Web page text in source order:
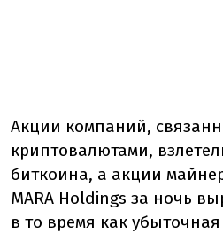
Акции компаний,
криптовалютами,
биткоина, а акции
MARA Holdings за ночь
в то время как